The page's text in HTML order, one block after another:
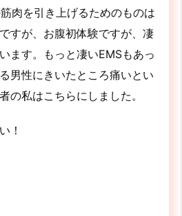
肉を引き上げるためのものは
すが、お腹初体験ですが、凄
ます。もっと凄いEMSもあっ
男性にきいたところ痛いとい
の私はこちらにしました。
！